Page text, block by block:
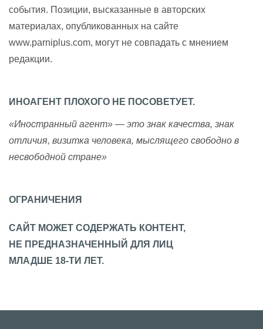
события. Позиции, высказанные в авторских
материалах, опубликованных на сайте
www.parniplus.com, могут не совпадать с мнением
редакции.
ИНОАГЕНТ ПЛОХОГО НЕ ПОСОВЕТУЕТ.
«Иностранный агент» — это знак качества, знак
отличия, визитка человека, мыслящего свободно в
несвободной стране»
ОГРАНИЧЕНИЯ
САЙТ МОЖЕТ СОДЕРЖАТЬ КОНТЕНТ,
НЕ ПРЕДНАЗНАЧЕННЫЙ ДЛЯ ЛИЦ
МЛАДШЕ 18-ТИ ЛЕТ.